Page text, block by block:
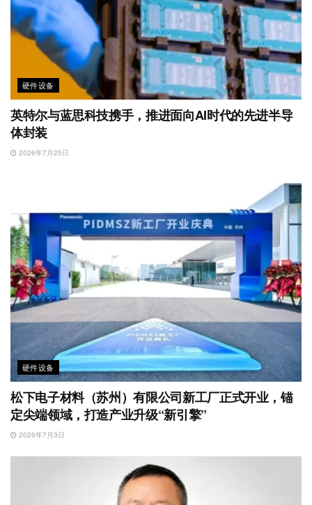
硬件设备
英特尔与蓝思科技携手，推进面向AI时代的先进半导
体封装
2026年7月25日
硬件设备
松下电子材料（苏州）有限公司新工厂正式开业，锚
定尖端领域，打造产业升级“新引擎”
2026年7月3日